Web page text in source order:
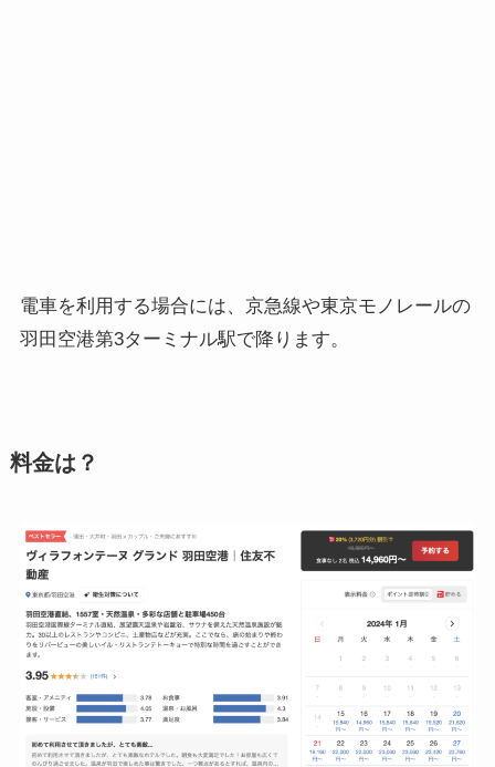
電車を利用する場合には、京急線や東京モノレールの
羽田空港第3ターミナル駅で降ります。
料金は？